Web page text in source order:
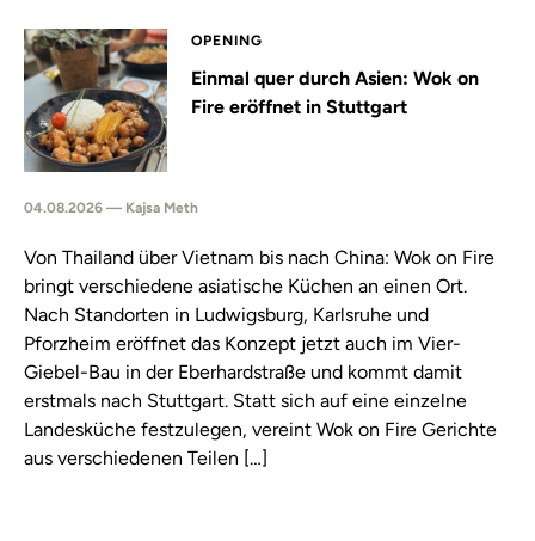
OPENING
Einmal quer durch Asien: Wok on
Fire eröffnet in Stuttgart
04.08.2026 — Kajsa Meth
Von Thailand über Vietnam bis nach China: Wok on Fire
bringt verschiedene asiatische Küchen an einen Ort.
Nach Standorten in Ludwigsburg, Karlsruhe und
Pforzheim eröffnet das Konzept jetzt auch im Vier-
Giebel-Bau in der Eberhardstraße und kommt damit
erstmals nach Stuttgart. Statt sich auf eine einzelne
Landesküche festzulegen, vereint Wok on Fire Gerichte
aus verschiedenen Teilen […]